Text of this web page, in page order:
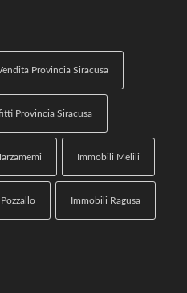
Provincia Siracusa
Provincia Siracusa
Immobili Melili
Immobili Ragusa